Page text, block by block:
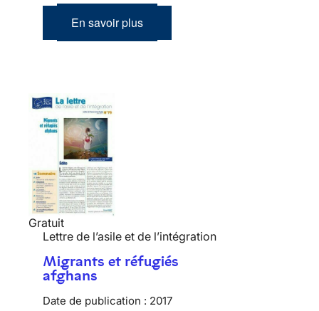
En savoir plus
Gratuit
Lettre de l’asile et de l’intégration
Migrants et réfugiés
afghans
Date de publication : 2017